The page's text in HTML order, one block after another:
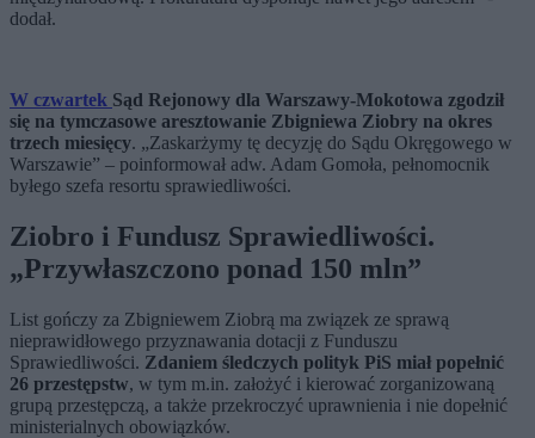
dodał.
W czwartek Sąd Rejonowy dla Warszawy-Mokotowa zgodził
się na tymczasowe aresztowanie Zbigniewa Ziobry na okres
trzech miesięcy. „Zaskarżymy tę decyzję do Sądu Okręgowego w
Warszawie” – poinformował adw. Adam Gomoła, pełnomocnik
byłego szefa resortu sprawiedliwości.
Ziobro i Fundusz Sprawiedliwości.
„Przywłaszczono ponad 150 mln”
List gończy za Zbigniewem Ziobrą ma związek ze sprawą
nieprawidłowego przyznawania dotacji z Funduszu
Sprawiedliwości. Zdaniem śledczych polityk PiS miał popełnić
26 przestępstw, w tym m.in. założyć i kierować zorganizowaną
grupą przestępczą, a także przekroczyć uprawnienia i nie dopełnić
ministerialnych obowiązków.